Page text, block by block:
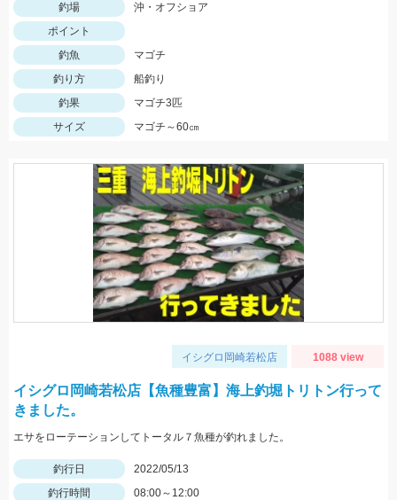
釣場
沖・オフショア
ポイント
釣魚
マゴチ
釣り方
船釣り
釣果
マゴチ3匹
サイズ
マゴチ～60㎝
イシグロ岡崎若松店 1088 view
イシグロ岡崎若松店【魚種豊富】海上釣堀トリトン行って
きました。
エサをローテーションしてトータル７魚種が釣れました。
釣行日
2022/05/13
釣行時間
08:00～12:00